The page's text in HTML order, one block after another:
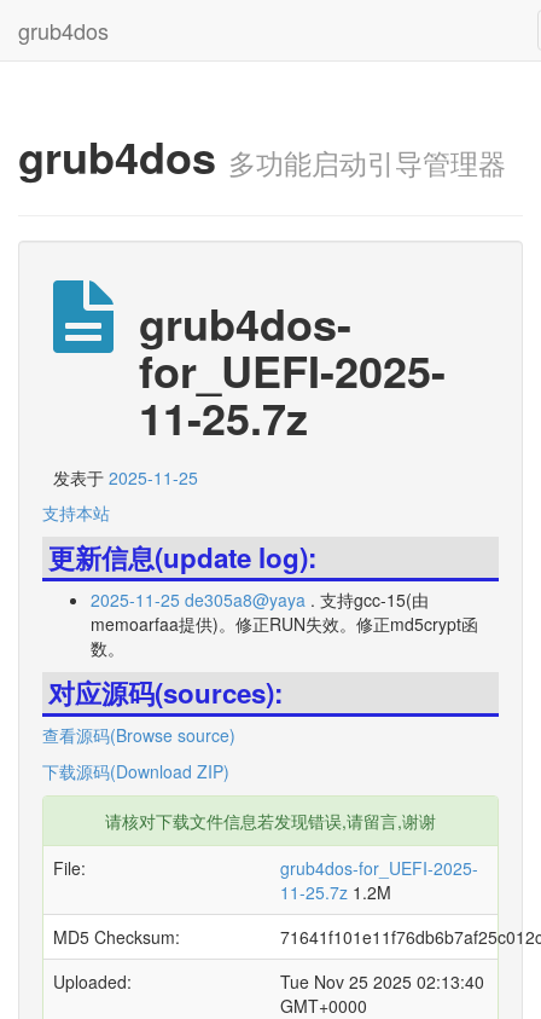
grub4dos
grub4dos 多功能启动引导管理器
grub4dos-
for_UEFI-2025-
11-25.7z
发表于 2025-11-25
支持本站
更新信息(update log):
2025-11-25 de305a8@yaya . 支持gcc-15(由
memoarfaa提供)。修正RUN失效。修正md5crypt函
数。
对应源码(sources):
查看源码(Browse source)
下载源码(Download ZIP)
请核对下载文件信息若发现错误,请留言,谢谢
File:
grub4dos-for_UEFI-2025-
11-25.7z 1.2M
MD5 Checksum:
Uploaded:
Tue Nov 25 2025 02:13:40
GMT+0000